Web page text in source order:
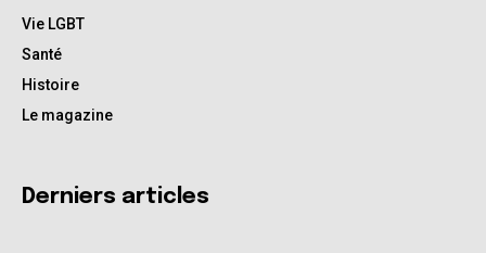
Vie LGBT
Santé
Histoire
Le magazine
Derniers articles